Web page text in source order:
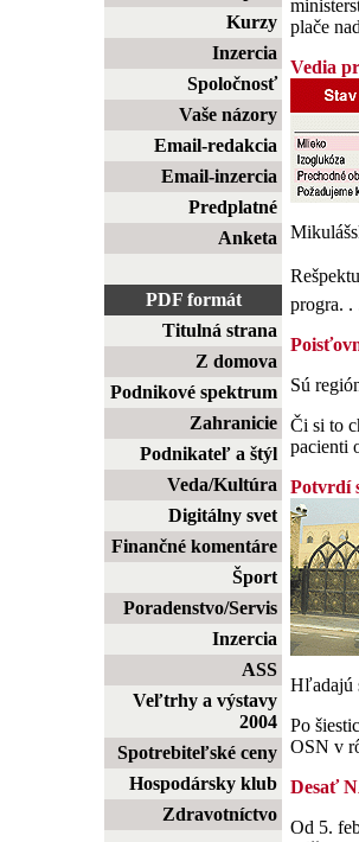
Kurzy
Inzercia
Spoločnosť
Vaše názory
Email-redakcia
Email-inzercia
Predplatné
Anketa
PDF formát
Titulná strana
Z domova
Podnikové spektrum
Zahranicie
Podnikateľ a štýl
Veda/Kultúra
Digitálny svet
Finančné komentáre
Šport
Poradenstvo/Servis
Inzercia
ASS
Veľtrhy a výstavy
2004
Spotrebiteľské ceny
Hospodársky klub
Zdravotníctvo
plače
Vedia
progra. .
Sú
Či si to
pacienti
Potvrdí
Hľadajú
Po
OSN v
Desať
Od 5.